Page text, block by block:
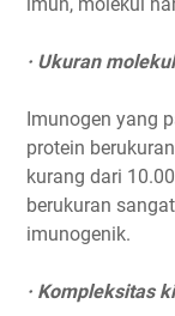
imun, molekul
· Ukuran molekul
Imunogen yang
protein
kurang dari
berukuran
imunogenik.
· Kompleksitas